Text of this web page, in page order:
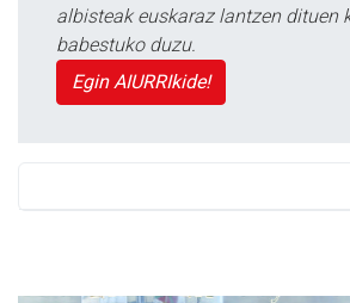
albisteak euskaraz lantzen dituen
babestuko duzu.
Egin AIURRIkide!